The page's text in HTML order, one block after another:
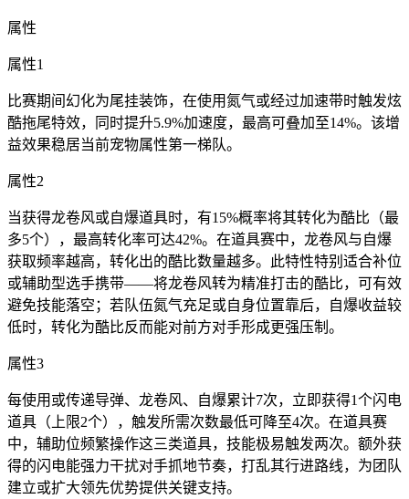
属性
属性1
比赛期间幻化为尾挂装饰，在使用氮气或经过加速带时触发炫
酷拖尾特效，同时提升5.9%加速度，最高可叠加至14%。该增
益效果稳居当前宠物属性第一梯队。
属性2
当获得龙卷风或自爆道具时，有15%概率将其转化为酷比（最
多5个），最高转化率可达42%。在道具赛中，龙卷风与自爆
获取频率越高，转化出的酷比数量越多。此特性特别适合补位
或辅助型选手携带——将龙卷风转为精准打击的酷比，可有效
避免技能落空；若队伍氮气充足或自身位置靠后，自爆收益较
低时，转化为酷比反而能对前方对手形成更强压制。
属性3
每使用或传递导弹、龙卷风、自爆累计7次，立即获得1个闪电
道具（上限2个），触发所需次数最低可降至4次。在道具赛
中，辅助位频繁操作这三类道具，技能极易触发两次。额外获
得的闪电能强力干扰对手抓地节奏，打乱其行进路线，为团队
建立或扩大领先优势提供关键支持。